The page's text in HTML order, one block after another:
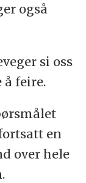
også
si oss
feire.
en
over hele